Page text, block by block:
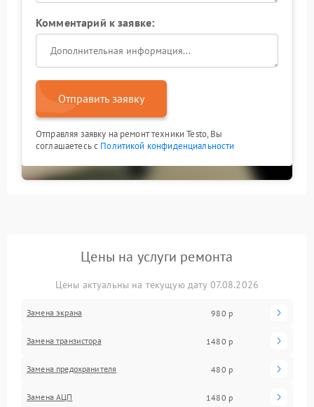
Комментарий к заявке:
Отправить заявку
Отправляя заявку на ремонт техники Testo, Вы
соглашаетесь с Политикой конфиденциальности
Цены на услуги ремонта
Цены актуальны на текущую дату 07.08.2026
Замена экрана 980 р
Замена транзистора 1480 р
Замена предохранителя 480 р
Замена АЦП 1480 р